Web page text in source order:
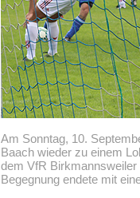
Am Sonntag, 10.
Baach wieder zu einem
dem VfR
Begegnung endete mit